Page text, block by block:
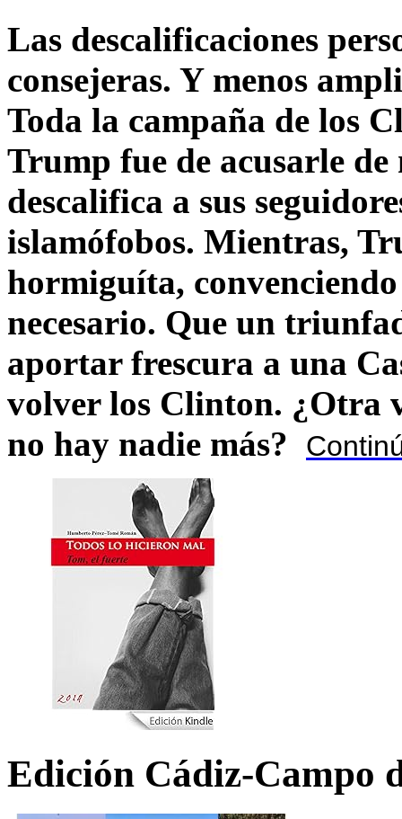
Las descalificaciones
consejeras. Y menos
Toda la campaña de los
Trump fue de acusarle
descalifica a sus
islamófobos. Mientras,
hormiguíta,
necesario. Que un
aportar frescura a una
volver los Clinton. ¿Otra
no hay nadie más?
Edición Cádiz-Campo